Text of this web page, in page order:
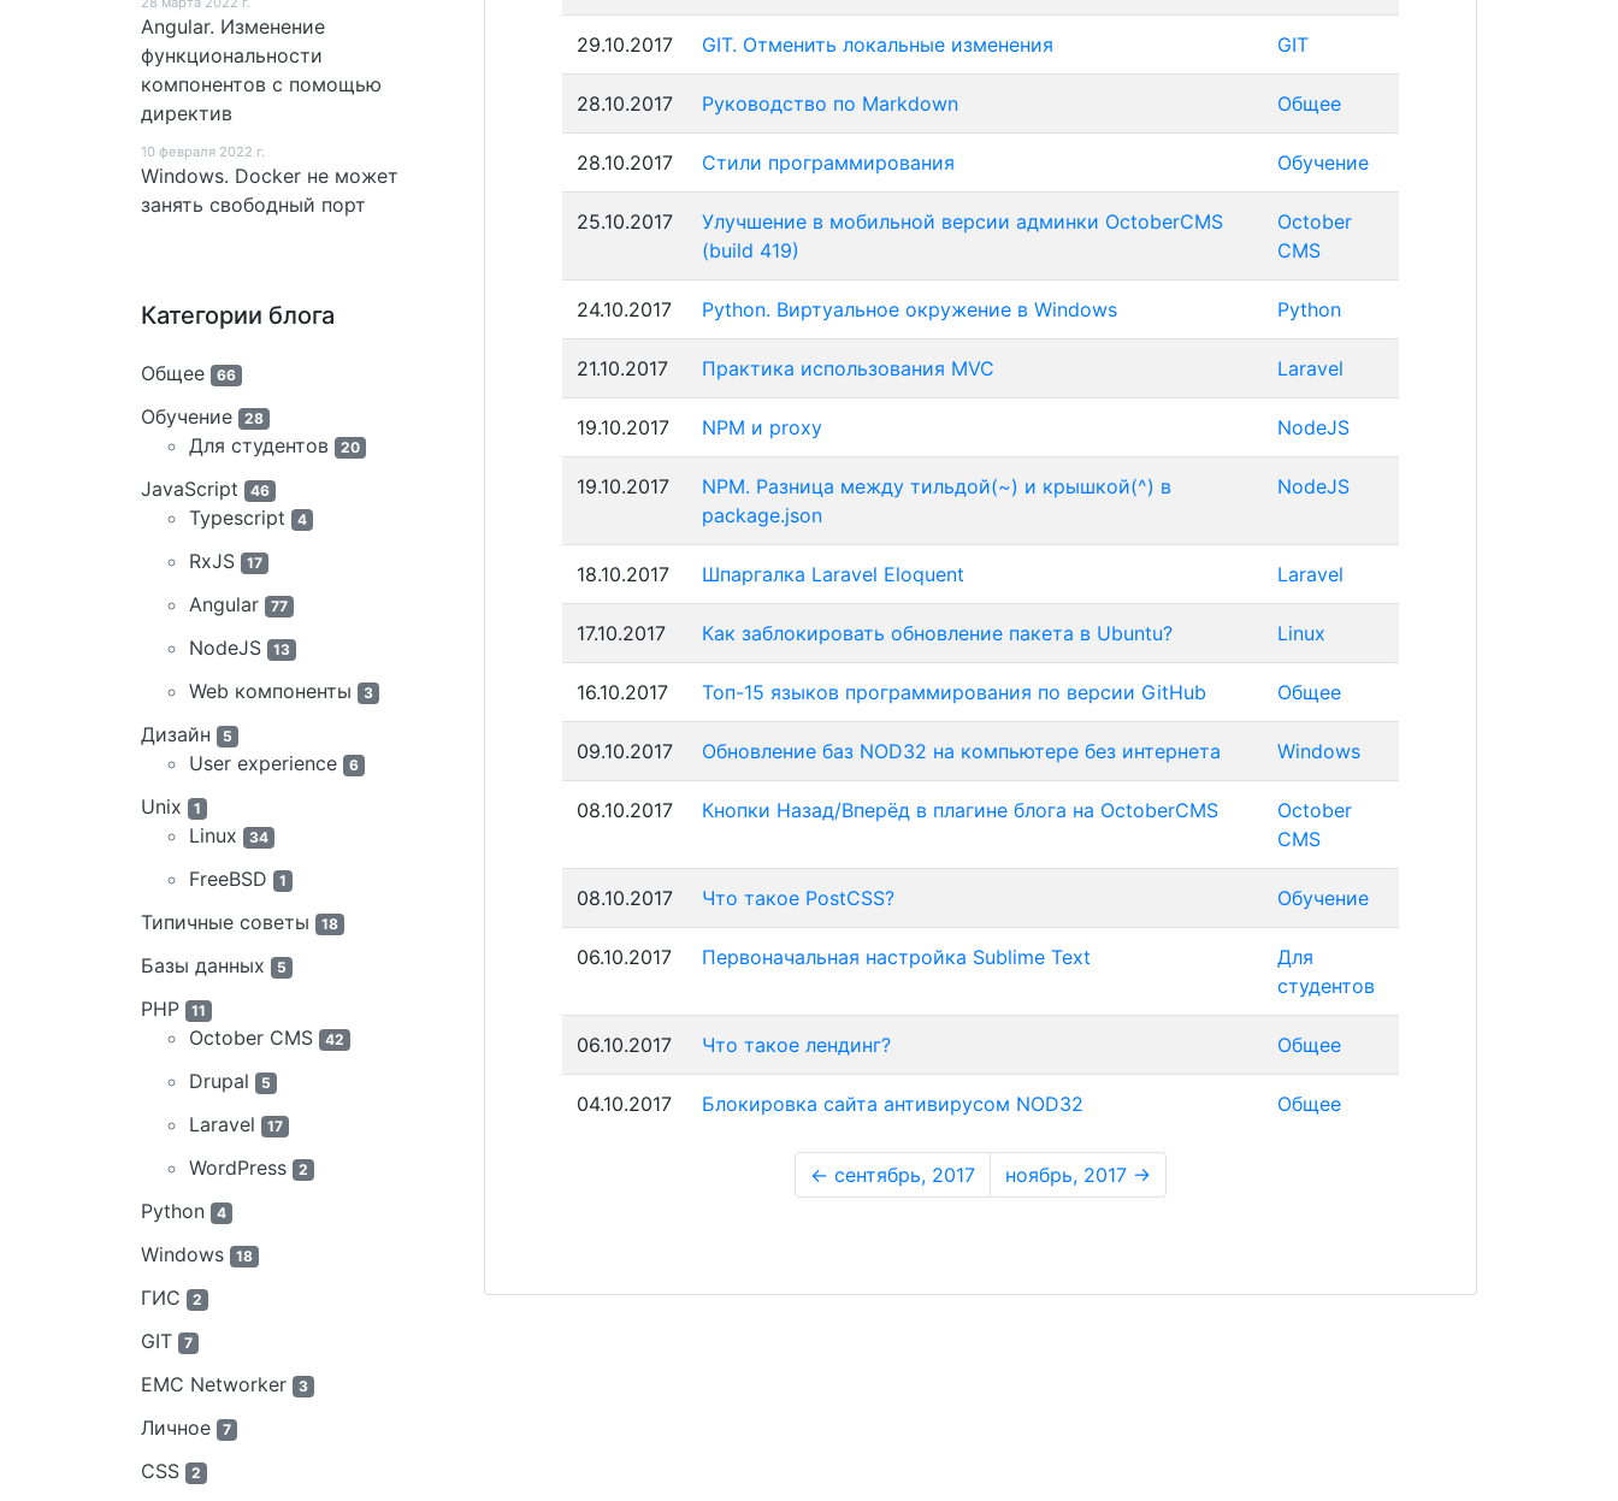
Angular. Изменение
функциональности
компонентов с помощью
директив
10 февраля 2022 г.
Windows. Docker не может
занять свободный порт
Категории блога
Общее 66
Обучение 28
Для студентов 20
JavaScript 46
Typescript 4
RxJS 17
Angular 77
NodeJS 13
Web компоненты 3
Дизайн 5
User experience 6
Unix 1
Linux 34
FreeBSD 1
Типичные советы 18
Базы данных 5
PHP 11
October CMS 42
Drupal 5
Laravel 17
WordPress 2
Python 4
Windows 18
ГИС 2
GIT 7
EMC Networker 3
Личное 7
CSS 2
29.10.2017 GIT. Отменить локальные изменения GIT
28.10.2017 Руководство по Markdown Общее
28.10.2017 Стили программирования Обучение
25.10.2017
Улучшение в мобильной версии админки OctoberCMS
(build 419)
October
CMS
24.10.2017 Python. Виртуальное окружение в Windows Python
21.10.2017 Практика использования MVC Laravel
19.10.2017 NPM и proxy NodeJS
19.10.2017
NPM. Разница между тильдой(~) и крышкой(^) в
package.json
NodeJS
18.10.2017 Шпаргалка Laravel Eloquent Laravel
17.10.2017 Как заблокировать обновление пакета в Ubuntu? Linux
16.10.2017 Топ-15 языков программирования по версии GitHub Общее
09.10.2017 Обновление баз NOD32 на компьютере без интернета Windows
08.10.2017 Кнопки Назад/Вперёд в плагине блога на OctoberCMS
October
CMS
08.10.2017 Что такое PostCSS? Обучение
06.10.2017 Первоначальная настройка Sublime Text
Для
студентов
06.10.2017 Что такое лендинг? Общее
04.10.2017 Блокировка сайта антивирусом NOD32 Общее
← сентябрь, 2017 ноябрь, 2017 →